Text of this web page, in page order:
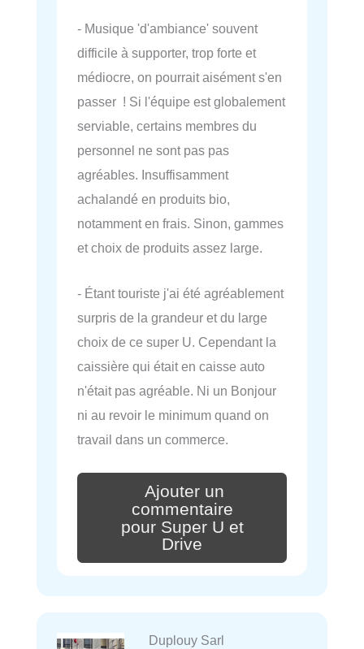
- Musique 'd'ambiance' souvent
difficile à supporter, trop forte et
médiocre, on pourrait aisément s'en
passer ! Si l'équipe est globalement
serviable, certains membres du
personnel ne sont pas pas
agréables. Insuffisamment
achalandé en produits bio,
notamment en frais. Sinon, gammes
et choix de produits assez large.
- Étant touriste j'ai été agréablement
surpris de la grandeur et du large
choix de ce super U. Cependant la
caissière qui était en caisse auto
n'était pas agréable. Ni un Bonjour
ni au revoir le minimum quand on
travail dans un commerce.
Ajouter un
commentaire
pour Super U et
Drive
Duplouy Sarl